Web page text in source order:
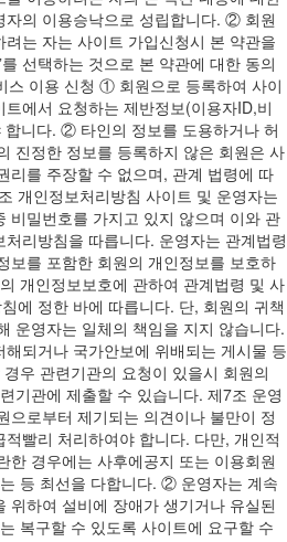
자의 이용승낙으로 성립합니다. ② 회원
는 자는 사이트 가입신청시 본 약관을
선택하는 것으로 본 약관에 대한 동의
스 이용 신청 ① 회원으로 등록하여 사이
에서 요청하는 제반정보(이용자ID,비
니다. ② 타인의 정보를 도용하거나 허
진정한 정보를 등록하지 않은 회원은 사
리를 주장할 수 없으며, 관계 법령에 따
개인정보처리방침 사이트 및 운영자는
비밀번호를 가지고 있지 않으며 이와 관
리방침을 따릅니다. 운영자는 관계법령
보를 포함한 회원의 개인정보를 보호하
개인정보보호에 관하여 관계법령 및 사
에 정한 바에 따릅니다. 단, 회원의 귀책
운영자는 일체의 책임을 지지 않습니다.
되거나 국가안보에 위배되는 게시물 등
우 관련기관의 요청이 있을시 회원의
기관에 제출할 수 있습니다. 제7조 운영
로부터 제기되는 의견이나 불만이 정
빨리 처리하여야 합니다. 다만, 개인적
한 경우에는 사후에공지 또는 이용회원
등 최선을 다합니다. ② 운영자는 계속
위하여 설비에 장애가 생기거나 유실된
복구할 수 있도록 사이트에 요구할 수